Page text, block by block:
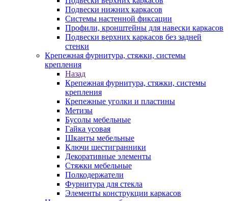
Подвески нижних каркасов
Системы настенной фиксации
Профили, кронштейны для навески каркасов
Подвески верхних каркасов без задней
стенки
Крепежная фурнитура, стяжки, системы
крепления
Назад
Крепежная фурнитура, стяжки, системы
крепления
Крепежные уголки и пластины
Метизы
Бусолы мебельные
Гайка усовая
Шканты мебельные
Ключи шестигранники
Декоративные элементы
Стяжки мебельные
Полкодержатели
Фурнитура для стекла
Элементы конструкции каркасов